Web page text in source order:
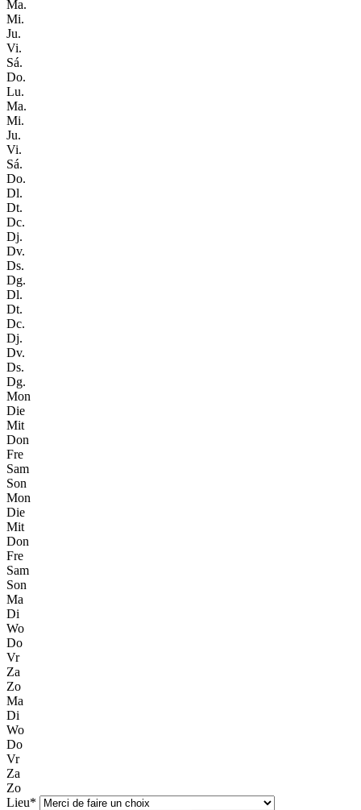
Ma.
Mi.
Ju.
Vi.
Sá.
Do.
Lu.
Ma.
Mi.
Ju.
Vi.
Sá.
Do.
Dl.
Dt.
Dc.
Dj.
Dv.
Ds.
Dg.
Dl.
Dt.
Dc.
Dj.
Dv.
Ds.
Dg.
Mon
Die
Mit
Don
Fre
Sam
Son
Mon
Die
Mit
Don
Fre
Sam
Son
Ma
Di
Wo
Do
Vr
Za
Zo
Ma
Di
Wo
Do
Vr
Za
Zo
Lieu*